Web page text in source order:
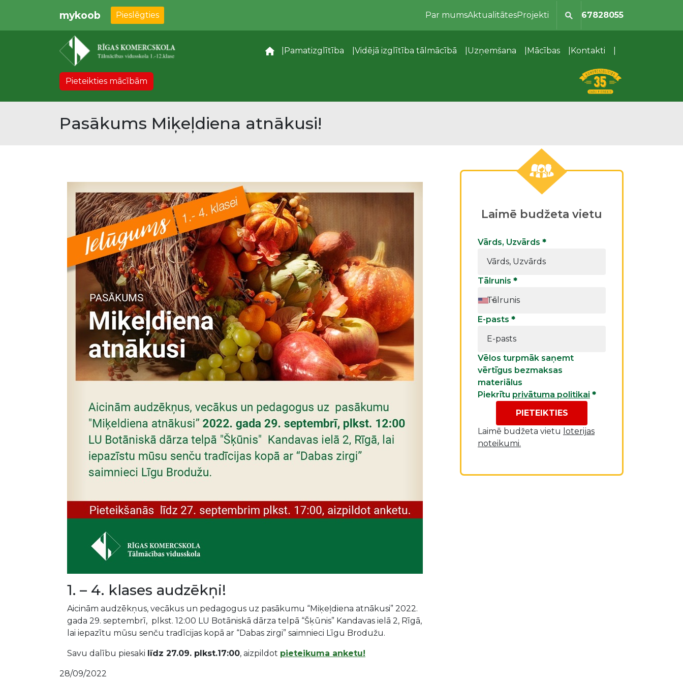
mykoob Pieslēgties Par mumsAktualitātesProjekti 67828055
– Pamatizglītība Vidējā izglītība tālmācībā Uzņemšana Mācības Kontakti
Pieteikties mācībām
Pasākums Miķeļdiena atnākusi!
1. – 4. klases audzēkņi!
Aicinām audzēkņus, vecākus un pedagogus uz pasākumu “Miķeļdiena atnākusi” 2022.
gada 29. septembrī, plkst. 12:00 LU Botāniskā dārza telpā “Šķūnis” Kandavas ielā 2, Rīgā,
lai iepazītu mūsu senču tradīcijas kopā ar “Dabas zirgi” saimnieci Līgu Brodužu.
Savu dalību piesaki līdz 27.09. plkst.17:00, aizpildot pieteikuma anketu!
28/09/2022
Laimē budžeta vietu
Vārds, Uzvārds *
Tālrunis *
E-pasts *
Vēlos turpmāk saņemt
vērtīgus bezmaksas
materiālus
Piekrītu privātuma politikai *
PIETEIKTIES
Laimē budžeta vietu loterijas
noteikumi.